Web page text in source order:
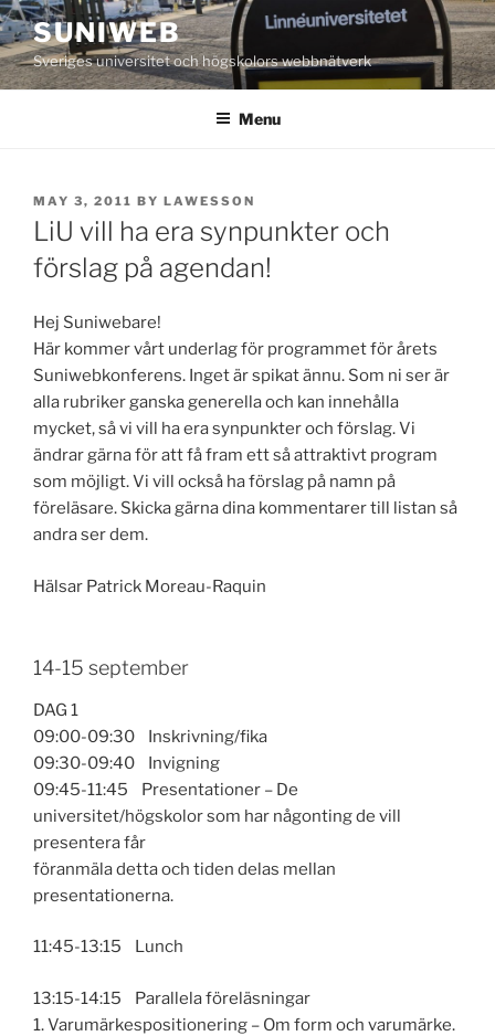
Skip
to
content
SUNIWEB
Sveriges universitet och högskolors webbnätverk
Menu
POSTED
ON
MAY 3, 2011 BY LAWESSON
LiU vill ha era synpunkter och
förslag på agendan!
Hej Suniwebare!
Här kommer vårt underlag för programmet för årets
Suniwebkonferens. Inget är spikat ännu. Som ni ser är
alla rubriker ganska generella och kan innehålla
mycket, så vi vill ha era synpunkter och förslag. Vi
ändrar gärna för att få fram ett så attraktivt program
som möjligt. Vi vill också ha förslag på namn på
föreläsare. Skicka gärna dina kommentarer till listan så
andra ser dem.
Hälsar Patrick Moreau-Raquin
14-15 september
DAG 1
09:00-09:30 Inskrivning/fika
09:30-09:40 Invigning
09:45-11:45 Presentationer – De
universitet/högskolor som har någonting de vill
presentera får
föranmäla detta och tiden delas mellan
presentationerna.
11:45-13:15 Lunch
13:15-14:15 Parallela föreläsningar
1. Varumärkespositionering – Om form och varumärke.